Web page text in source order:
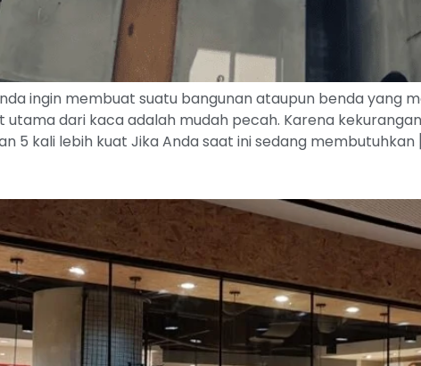
ingin membuat suatu bangunan ataupun benda yang
dari kaca adalah mudah pecah. Karena
5 kali lebih kuat Jika Anda saat ini sedang membutuhkan